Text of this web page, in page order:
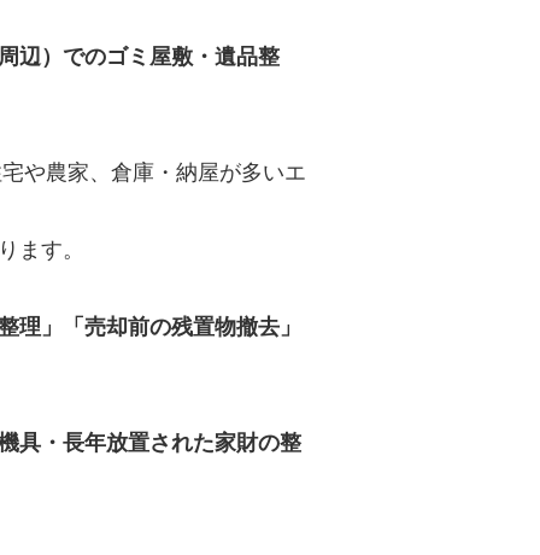
辺）でのゴミ屋敷・遺品整
や農家、倉庫・納屋が多いエ
ます。
」「売却前の残置物撤去」
具・長年放置された家財の整